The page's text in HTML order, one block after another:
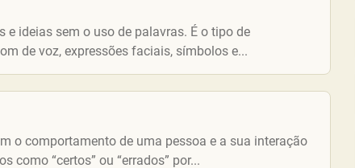
ideias sem o uso de palavras. É o tipo de
de voz, expressões faciais, símbolos e...
o comportamento de uma pessoa e a sua interação
como “certos” ou “errados” por...